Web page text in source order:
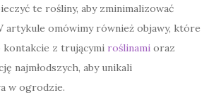
te rośliny, aby zminimalizować
artykule omówimy również objawy, które
kontakcie z trującymi roślinami oraz
najmłodszych, aby unikali
w ogrodzie.